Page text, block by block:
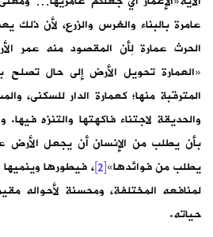
عامرة بالبناء والغرس والزرع، لأن
الحرث عمارة لِأن المقصود منه عمر
«العمارة تحويل الأرض إلى حال
المترقبة منها؛ كعمارة الدار للسكنى،
والحديقة لاجتناء فاكهتها والتنزه
بأن يطلب من الإنسان أن يجعل الأرض
يطلب من فوائدها»[2] ، فيطورها
لمنافعه المختلفة، ومحسنة لأحواله
حياته.